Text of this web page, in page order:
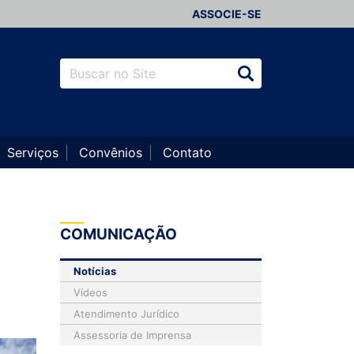
ASSOCIE-SE
Serviços Convênios Contato
COMUNICAÇÃO
Notícias
Vídeos
Atendimento Jurídico
Assessoria de Imprensa